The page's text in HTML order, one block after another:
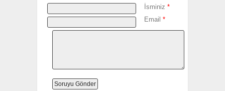
İsminiz *
Email *